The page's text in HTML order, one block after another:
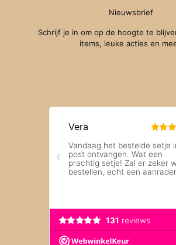
Nieuwsbrief
Schrijf je in om op de hoogte te
items, leuke acties en